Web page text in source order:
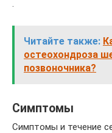
Читайте также:
остеохондроза
позвоночника?
Симптомы
Симптомы и течение